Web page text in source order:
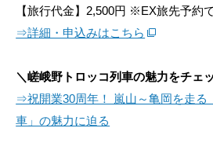
【旅行代金】2,500円 ※EX旅先予約
⇒詳細・申込みはこちら
＼嵯峨野トロッコ列車の魅力をチェ
⇒祝開業30周年！ 嵐山～亀岡を走る
車」の魅力に迫る